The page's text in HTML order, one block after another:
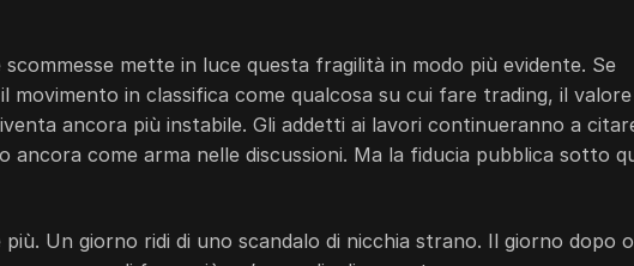
mette in luce questa fragilità in modo più evidente. Se
movimento in classifica come qualcosa su cui fare trading, il valore
ancora più instabile. Gli addetti ai lavori continueranno a
ancora come arma nelle discussioni. Ma la fiducia pubblica sotto
Un giorno ridi di uno scandalo di nicchia strano. Il giorno dopo